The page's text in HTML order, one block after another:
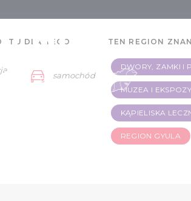
dla
Region Gyula
DLA TEGO
samochód
TEN REGION
DWORY, ZAMKI I
MUZEA I
KĄPIELISKA
REGION GYULA